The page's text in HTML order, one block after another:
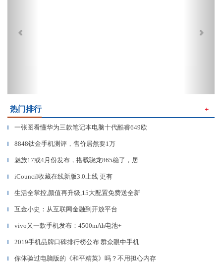
热门排行 ＋
▎ 一张图看懂华为三款笔记本电脑十代酷睿649欧
▎ 8848钛金手机测评，售价居然要1万
▎ 魅族17或4月份发布，搭载骁龙865稳了，居
▎ iCouncil收藏在线新版3.0上线 更有
▎ 生活全掌控,颜值再升级,15大配置免费送全新
▎ 互金小史：从互联网金融到开放平台
▎ vivo又一款手机发布：4500mAh电池+
▎ 2019手机品牌口碑排行榜公布 群众眼中手机
▎ 你体验过电脑版的《和平精英》吗？不用担心内存